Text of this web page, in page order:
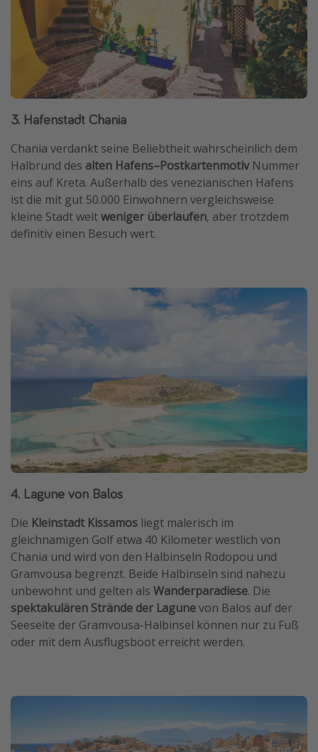
3. Hafenstadt Chania
Chania verdankt seine Beliebtheit wahrscheinlich dem
Halbrund des alten Hafens–PostkartenmotivNummer
eins auf Kreta. Außerhalb des venezianischen Hafens
ist die mit gut 50.000 Einwohnern vergleichsweise
kleine Stadt weitweniger überlaufen, aber trotzdem
definitiv einen Besuch wert.
4. Lagune von Balos
Die Kleinstadt Kissamos liegt malerisch im
gleichnamigen Golf etwa 40 Kilometer westlich von
Chania und wird von den Halbinseln Rodopou und
Gramvousa begrenzt. Beide Halbinseln sind nahezu
unbewohnt und gelten als Wanderparadiese. Die
spektakulären Strände der Lagunevon Balos auf der
Seeseite der Gramvousa-Halbinsel können nur zu Fuß
oder mit dem Ausflugsboot erreicht werden.